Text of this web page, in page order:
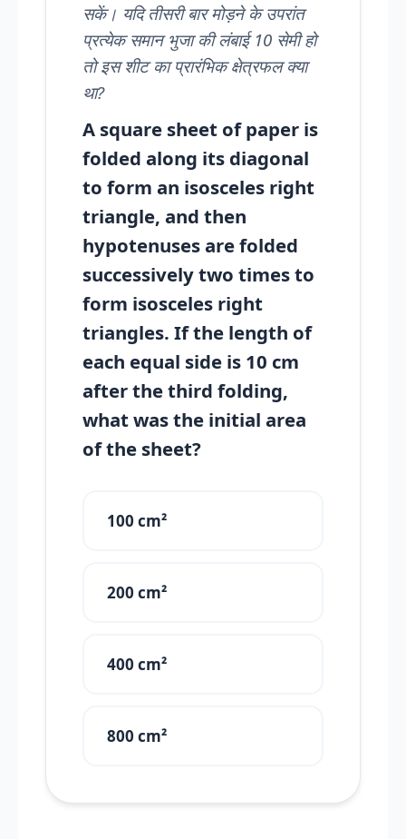
सकें। यदि तीसरी बार मोड़ने के उपरांत
प्रत्येक समान भुजा की लंबाई 10 सेमी हो
तो इस शीट का प्रारंभिक क्षेत्रफल क्या
था?
A square sheet of paper is
folded along its diagonal
to form an isosceles right
triangle, and then
hypotenuses are folded
successively two times to
form isosceles right
triangles. If the length of
each equal side is 10 cm
after the third folding,
what was the initial area
of the sheet?
100 cm²
200 cm²
400 cm²
800 cm²